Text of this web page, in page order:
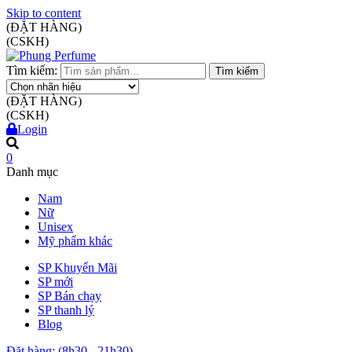
Skip to content
(ĐẶT HÀNG)
(CSKH)
Tìm kiếm: Tìm kiếm
(ĐẶT HÀNG)
(CSKH)
Login
0
Danh mục
Nam
Nữ
Unisex
Mỹ phẩm khác
SP Khuyến Mãi
SP mới
SP Bán chạy
SP thanh lý
Blog